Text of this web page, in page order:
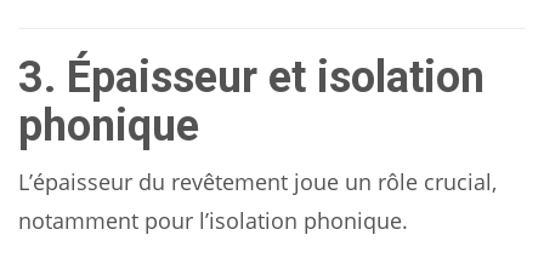
3. Épaisseur et isolation
phonique
L’épaisseur du revêtement joue un rôle crucial,
notamment pour l’isolation phonique.